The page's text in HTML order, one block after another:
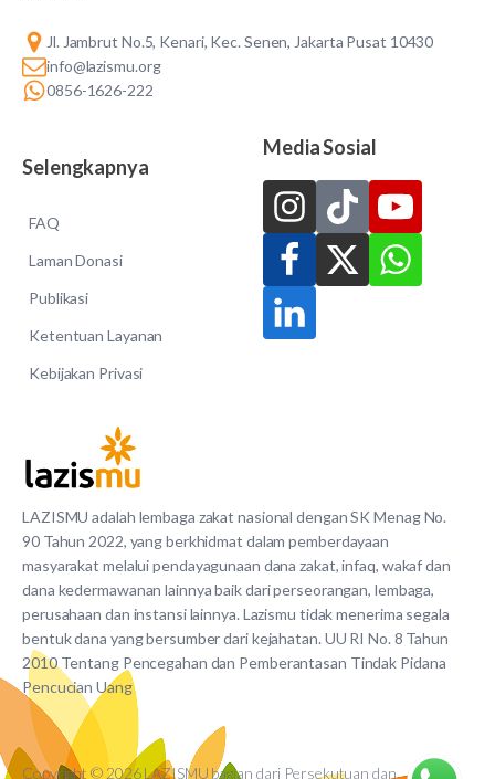
LAZISMU adalah lembaga zakat nasional dengan SK Menag No.
90 Tahun 2022, yang berkhidmat dalam pemberdayaan
masyarakat melalui pendayagunaan dana zakat, infaq, wakaf dan
dana kedermawanan lainnya baik dari perseorangan, lembaga,
perusahaan dan instansi lainnya. Lazismu tidak menerima segala
bentuk dana yang bersumber dari kejahatan. UU RI No. 8 Tahun
2010 Tentang Pencegahan dan Pemberantasan Tindak Pidana
Pencucian Uang
Jl. Jambrut No.5, Kenari, Kec. Senen, Jakarta Pusat 10430
info@lazismu.org
0856-1626-222
Selengkapnya
FAQ
Laman Donasi
Publikasi
Ketentuan Layanan
Kebijakan Privasi
Media Sosial
Copyright © 2026 LAZISMU bagian dari Persekutuan dan